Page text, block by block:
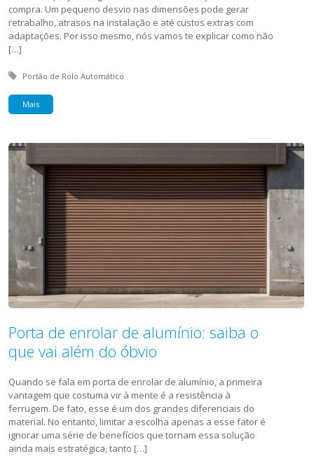
compra. Um pequeno desvio nas dimensões pode gerar
retrabalho, atrasos na instalação e até custos extras com
adaptações. Por isso mesmo, nós vamos te explicar como não
[…]
Tagged with:
Portão de Rolo Automático
Mais
Porta de enrolar de alumínio: saiba o
que vai além do óbvio
Quando se fala em porta de enrolar de alumínio, a primeira
vantagem que costuma vir à mente é a resistência à
ferrugem. De fato, esse é um dos grandes diferenciais do
material. No entanto, limitar a escolha apenas a esse fator é
ignorar uma série de benefícios que tornam essa solução
ainda mais estratégica, tanto […]